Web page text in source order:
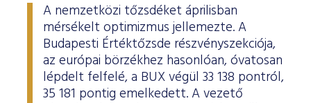
A nemzetközi tőzsdéket áprilisban
mérsékelt optimizmus jellemezte. A
Budapesti Értéktőzsde részvényszekciója,
az európai börzékhez hasonlóan, óvatosan
lépdelt felfelé, a BUX végül 33 138 pontról,
35 181 pontig emelkedett. A vezető